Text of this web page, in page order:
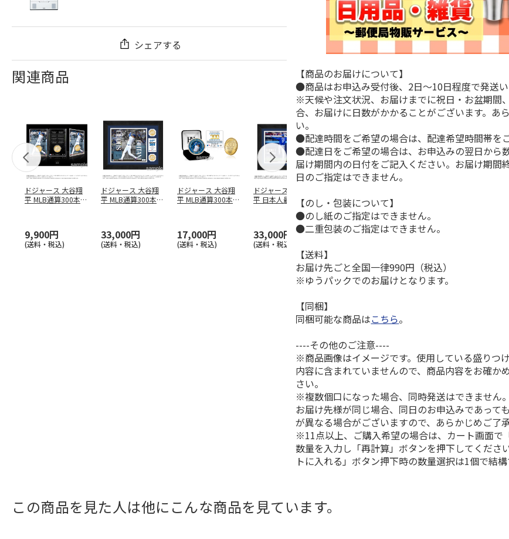
シェアする
関連商品
ドジャース 大谷翔
平 MLB通算300本塁
9,900円
(送料・税込)
ドジャース 大谷翔
平 MLB通算300本塁
33,000円
(送料・税込)
ドジャース 大谷翔
平 MLB通算300本塁
17,000円
(送料・税込)
ドジャース 大谷翔
平 日本人最多53試
合連続出塁記念 ダ
33,000円
(送料・税込)
谷翔平 2026 NL 3・
4月投手…
33,000円
イ…
9,900円
【商品のお届けについて】
●商品はお申込み受付後、2日～10日程度で発送い
※天候や注文状況、お届けまでに祝日・お盆期間
合、お届けに日数がかかることがございます。あ
い。
●配達時間をご希望の場合は、配達希望時間帯を
●配達日をご希望の場合は、お申込みの翌日から
届け期間内の日付をご記入ください。お届け期間
日のご指定はできません。
【のし・包装について】
●のし紙のご指定はできません。
●二重包装のご指定はできません。
【送料】
お届け先ごと全国一律990円（税込）
※ゆうパックでのお届けとなります。
【同梱】
同梱可能な商品はこちら。
----その他のご注意----
※商品画像はイメージです。使用している盛りつ
内容に含まれていませんので、商品内容をお確か
さい。
※複数個口になった場合、同時発送はできません
お届け先様が同じ場合、同日のお申込みであって
が異なる場合がございますので、あらかじめご了
※11点以上、ご購入希望の場合は、カート画面で
数量を入力し「再計算」ボタンを押下してくださ
トに入れる」ボタン押下時の数量選択は1個で結構
この商品を見た人は他にこんな商品を見ています。